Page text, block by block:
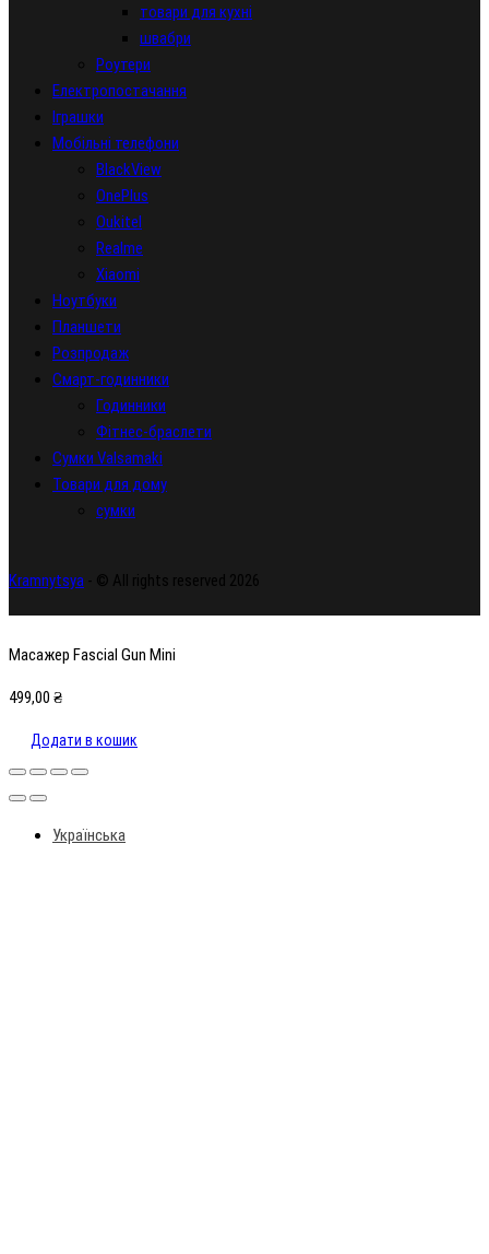
товари для кухні
швабри
Роутери
Електропостачання
Іграшки
Мобільні телефони
BlackView
OnePlus
Oukitel
Realme
Xiaomi
Ноутбуки
Планшети
Розпродаж
Смарт-годинники
Годинники
Фітнес-браслети
Сумки Valsamaki
Товари для дому
сумки
Kramnytsya - © All rights reserved 2026
Масажер Fascial Gun Mini
499,00 ₴
Додати в кошик
Українська